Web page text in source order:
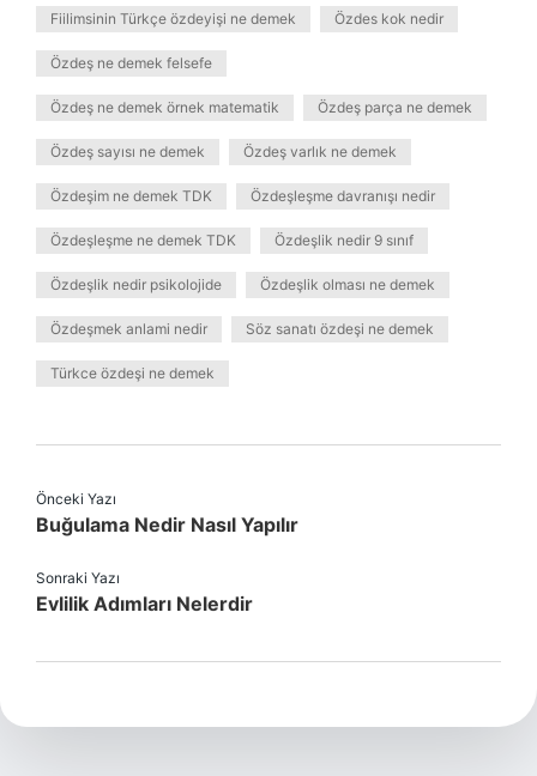
Fiilimsinin Türkçe özdeyişi ne demek Özdes kok nedir
Özdeş ne demek felsefe
Özdeş ne demek örnek matematik Özdeş parça ne demek
Özdeş sayısı ne demek Özdeş varlık ne demek
Özdeşim ne demek TDK Özdeşleşme davranışı nedir
Özdeşleşme ne demek TDK Özdeşlik nedir 9 sınıf
Özdeşlik nedir psikolojide Özdeşlik olması ne demek
Özdeşmek anlami nedir Söz sanatı özdeşi ne demek
Türkce özdeşi ne demek
Önceki Yazı
Buğulama Nedir Nasıl Yapılır
Sonraki Yazı
Evlilik Adımları Nelerdir